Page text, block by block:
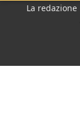
La redazione